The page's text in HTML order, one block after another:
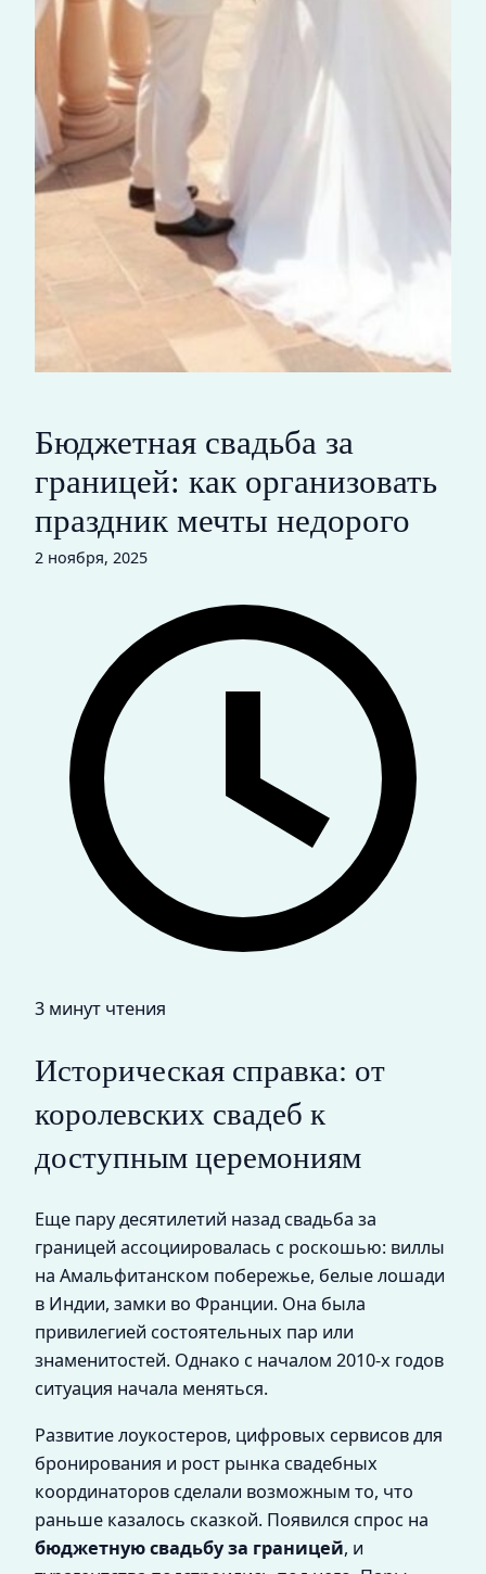
Бюджетная свадьба за
границей: как организовать
праздник мечты недорого
2 ноября, 2025
3 минут чтения
Историческая справка: от
королевских свадеб к
доступным церемониям
Еще пару десятилетий назад свадьба за
границей ассоциировалась с роскошью: виллы
на Амальфитанском побережье, белые лошади
в Индии, замки во Франции. Она была
привилегией состоятельных пар или
знаменитостей. Однако с началом 2010-х годов
ситуация начала меняться.
Развитие лоукостеров, цифровых сервисов для
бронирования и рост рынка свадебных
координаторов сделали возможным то, что
раньше казалось сказкой. Появился спрос на
бюджетную свадьбу за границей, и